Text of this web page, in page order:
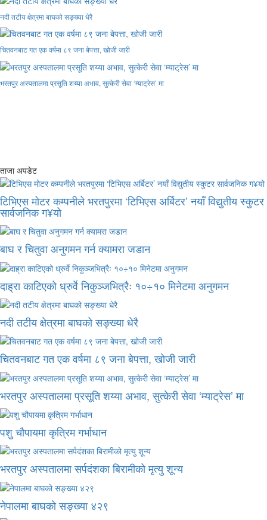
नदी तटीय क्षेत्रमा बाघको सङ्ख्या धेरै
चितवनबाट गत एक वर्षमा ८९ जना बेपत्ता, खोजी जारी
भरतपुर अस्पतालमा प्रसूति शय्या अभाव, सुत्केरी सेवा ‘म्याट्रेस’ मा
ताजा अपडेट
टिभिएस मोटर कम्पनीले भरतपुरमा ‘टिभिएस अर्बिटर’ नयाँ विद्युतीय स्कुटर
सार्वजनिक ग¥यो
बाघ र चितुवा अनुगमन गर्न क्यामरा जडान
दाह्रा काटिएको ध्रुर्वे निकुञ्जभित्रैः १०÷१० मिनेटमा अनुगमन
नदी तटीय क्षेत्रमा बाघको सङ्ख्या धेरै
चितवनबाट गत एक वर्षमा ८९ जना बेपत्ता, खोजी जारी
भरतपुर अस्पतालमा प्रसूति शय्या अभाव, सुत्केरी सेवा ‘म्याट्रेस’ मा
पशु चौपायमा कृत्रिम गर्भाधान
भरतपुर अस्पतालमा सर्पदंशका बिरामीको मृत्यु शून्य
नेपालमा बाघको सङ्ख्या ४२९